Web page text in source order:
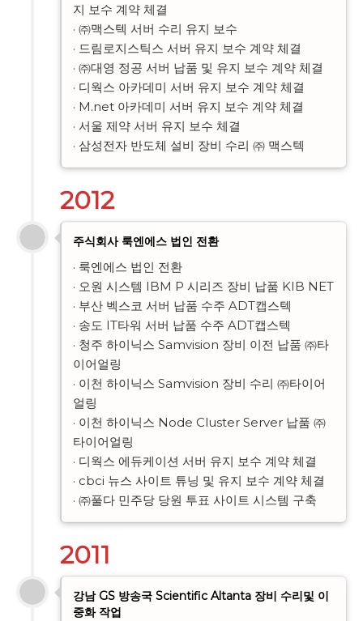
지 보수 계약 체결
· ㈜맥스텍 서버 수리 유지 보수
· 드림로지스틱스 서버 유지 보수 계약 체결
· ㈜대영 정공 서버 납품 및 유지 보수 계약 체결
· 디웍스 아카데미 서버 유지 보수 계약 체결
· M.net 아카데미 서버 유지 보수 계약 체결
· 서울 제약 서버 유지 보수 체결
· 삼성전자 반도체 설비 장비 수리 ㈜ 맥스텍
2012
주식회사 룩엔에스 법인 전환
· 룩엔에스 법인 전환
· 오원 시스템 IBM P 시리즈 장비 납품 KIB NET
· 부산 벡스코 서버 납품 수주 ADT캡스텍
· 송도 IT타워 서버 납품 수주 ADT캡스텍
· 청주 하이닉스 Samvision 장비 이전 납품 ㈜타
이어얼링
· 이천 하이닉스 Samvision 장비 수리 ㈜타이어
얼링
· 이천 하이닉스 Node Cluster Server 납품 ㈜
타이어얼링
· 디웍스 에듀케이션 서버 유지 보수 계약 체결
· cbci 뉴스 사이트 튜닝 및 유지 보수 계약 체결
· ㈜풀다 민주당 당원 투표 사이트 시스템 구축
2011
강남 GS 방송국 Scientific Altanta 장비 수리및 이
중화 작업